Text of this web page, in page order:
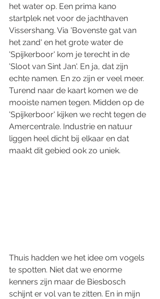
het water op. Een prima kano
startplek net voor de jachthaven
Vissershang. Via 'Bovenste gat van
het zand' en het grote water de
'Spijkerboor' kom je terecht in de
'Sloot van Sint Jan'. En ja, dat zijn
echte namen. En zo zijn er veel meer.
Turend naar de kaart komen we de
mooiste namen tegen. Midden op de
'Spijkerboor' kijken we recht tegen de
Amercentrale. Industrie en natuur
liggen heel dicht bij elkaar en dat
maakt dit gebied ook zo uniek.
Thuis hadden we het idee om vogels
te spotten. Niet dat we enorme
kenners zijn maar de Biesbosch
schijnt er vol van te zitten. En in mijn